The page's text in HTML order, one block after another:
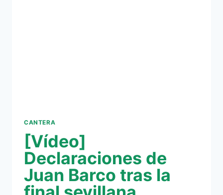
CANTERA
[Vídeo]
Declaraciones de
Juan Barco tras la